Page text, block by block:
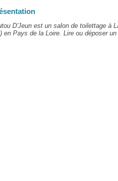
D'Jeun est un salon de toilettage à
en Pays de la Loire. Lire ou déposer